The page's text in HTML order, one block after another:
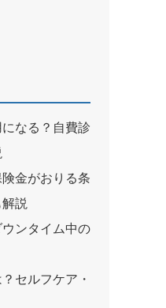
なる？自費診
金がおりる条
説
ンタイム中の
セルフケア・